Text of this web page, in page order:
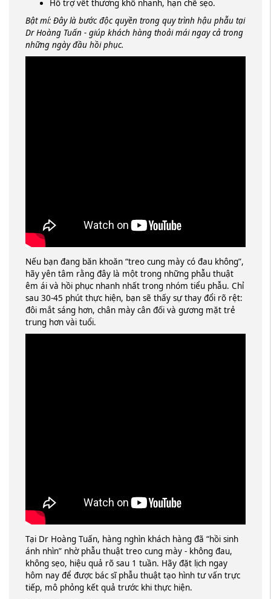
Hỗ trợ vết thương khô nhanh, hạn chế sẹo.
Bật mí: Đây là bước độc quyền trong quy trình hậu phẫu tại
Dr Hoàng Tuấn - giúp khách hàng thoải mái ngay cả trong
những ngày đầu hồi phục.
Nếu bạn đang băn khoăn “treo cung mày có đau không”,
hãy yên tâm rằng đây là một trong những phẫu thuật
êm ái và hồi phục nhanh nhất trong nhóm tiểu phẫu. Chỉ
sau 30-45 phút thực hiện, bạn sẽ thấy sự thay đổi rõ rệt:
đôi mắt sáng hơn, chân mày cân đối và gương mặt trẻ
trung hơn vài tuổi.
Tại Dr Hoàng Tuấn, hàng nghìn khách hàng đã “hồi sinh
ánh nhìn” nhờ phẫu thuật treo cung mày - không đau,
không sẹo, hiệu quả rõ sau 1 tuần. Hãy đặt lịch ngay
hôm nay để được bác sĩ phẫu thuật tạo hình tư vấn trực
tiếp, mô phỏng kết quả trước khi thực hiện.